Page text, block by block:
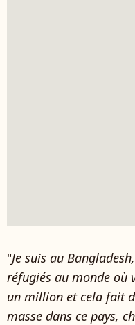
"Je suis au
réfugiés au monde où
un million et cela fait
masse dans ce pays,